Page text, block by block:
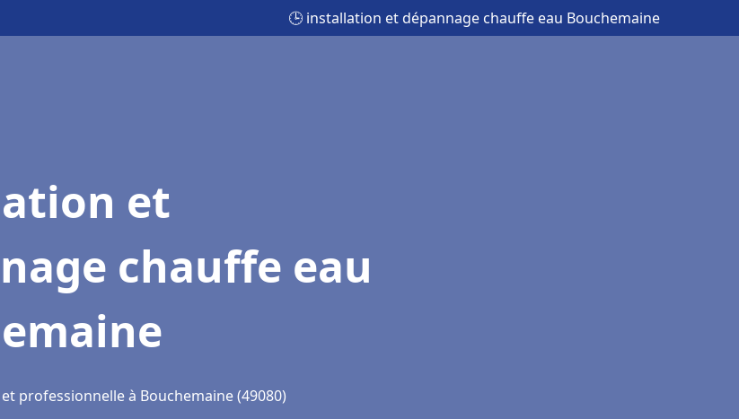
🕒 installation et dépannage chauffe eau Bouchemaine
et
chauffe eau
professionnelle à Bouchemaine (49080)